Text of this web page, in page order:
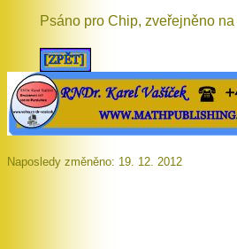
Psáno pro Chip, zveřejněno
Naposledy změněno: 19. 12. 2012